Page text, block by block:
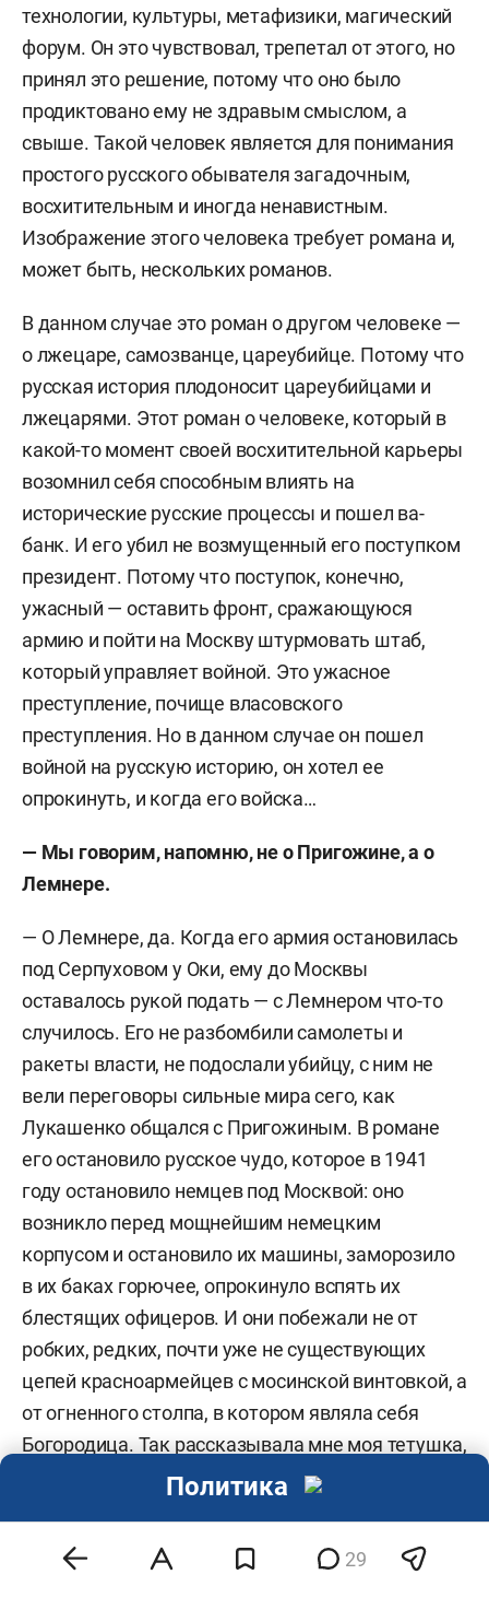
технологии, культуры, метафизики, магический
форум. Он это чувствовал, трепетал от этого, но
принял это решение, потому что оно было
продиктовано ему не здравым смыслом, а
свыше. Такой человек является для понимания
простого русского обывателя загадочным,
восхитительным и иногда ненавистным.
Изображение этого человека требует романа и,
может быть, нескольких романов.
В данном случае это роман о другом человеке —
о лжецаре, самозванце, цареубийце. Потому что
русская история плодоносит цареубийцами и
лжецарями. Этот роман о человеке, который в
какой-то момент своей восхитительной карьеры
возомнил себя способным влиять на
исторические русские процессы и пошел ва-
банк. И его убил не возмущенный его поступком
президент. Потому что поступок, конечно,
ужасный — оставить фронт, сражающуюся
армию и пойти на Москву штурмовать штаб,
который управляет войной. Это ужасное
преступление, почище власовского
преступления. Но в данном случае он пошел
войной на русскую историю, он хотел ее
опрокинуть, и когда его войска…
— Мы говорим, напомню, не о Пригожине, а о
Лемнере.
— О Лемнере, да. Когда его армия остановилась
под Серпуховом у Оки, ему до Москвы
оставалось рукой подать — с Лемнером что-то
случилось. Его не разбомбили самолеты и
ракеты власти, не подослали убийцу, с ним не
вели переговоры сильные мира сего, как
Лукашенко общался с Пригожиным. В романе
его остановило русское чудо, которое в 1941
году остановило немцев под Москвой: оно
возникло перед мощнейшим немецким
корпусом и остановило их машины, заморозило
в их баках горючее, опрокинуло вспять их
блестящих офицеров. И они побежали не от
робких, редких, почти уже не существующих
цепей красноармейцев с мосинской винтовкой, а
от огненного столпа, в котором являла себя
Богородица. Так рассказывала мне моя тетушка,
у которой я жил три года в деревне в местах этих
Это чудо для него было ужасно. Он остолбенел.
29
Политика